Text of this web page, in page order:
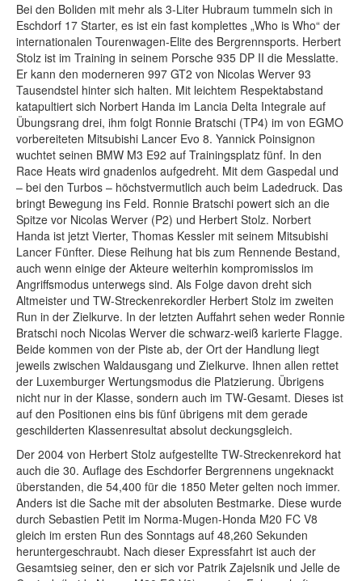
Bei den Boliden mit mehr als 3-Liter Hubraum tummeln sich in
Eschdorf 17 Starter, es ist ein fast komplettes „Who is Who“ der
internationalen Tourenwagen-Elite des Bergrennsports. Herbert
Stolz ist im Training in seinem Porsche 935 DP II die Messlatte.
Er kann den moderneren 997 GT2 von Nicolas Werver 93
Tausendstel hinter sich halten. Mit leichtem Respektabstand
katapultiert sich Norbert Handa im Lancia Delta Integrale auf
Übungsrang drei, ihm folgt Ronnie Bratschi (TP4) im von EGMO
vorbereiteten Mitsubishi Lancer Evo 8. Yannick Poinsignon
wuchtet seinen BMW M3 E92 auf Trainingsplatz fünf. In den
Race Heats wird gnadenlos aufgedreht. Mit dem Gaspedal und
– bei den Turbos – höchstvermutlich auch beim Ladedruck. Das
bringt Bewegung ins Feld. Ronnie Bratschi powert sich an die
Spitze vor Nicolas Werver (P2) und Herbert Stolz. Norbert
Handa ist jetzt Vierter, Thomas Kessler mit seinem Mitsubishi
Lancer Fünfter. Diese Reihung hat bis zum Rennende Bestand,
auch wenn einige der Akteure weiterhin kompromisslos im
Angriffsmodus unterwegs sind. Als Folge davon dreht sich
Altmeister und TW-Streckenrekordler Herbert Stolz im zweiten
Run in der Zielkurve. In der letzten Auffahrt sehen weder Ronnie
Bratschi noch Nicolas Werver die schwarz-weiß karierte Flagge.
Beide kommen von der Piste ab, der Ort der Handlung liegt
jeweils zwischen Waldausgang und Zielkurve. Ihnen allen rettet
der Luxemburger Wertungsmodus die Platzierung. Übrigens
nicht nur in der Klasse, sondern auch im TW-Gesamt. Dieses ist
auf den Positionen eins bis fünf übrigens mit dem gerade
geschilderten Klassenresultat absolut deckungsgleich.
Der 2004 von Herbert Stolz aufgestellte TW-Streckenrekord hat
auch die 30. Auflage des Eschdorfer Bergrennens ungeknackt
überstanden, die 54,400 für die 1850 Meter gelten noch immer.
Anders ist die Sache mit der absoluten Bestmarke. Diese wurde
durch Sebastien Petit im Norma-Mugen-Honda M20 FC V8
gleich im ersten Run des Sonntags auf 48,260 Sekunden
heruntergeschraubt. Nach dieser Expressfahrt ist auch der
Gesamtsieg seiner, den er sich vor Patrik Zajelsnik und Jelle de